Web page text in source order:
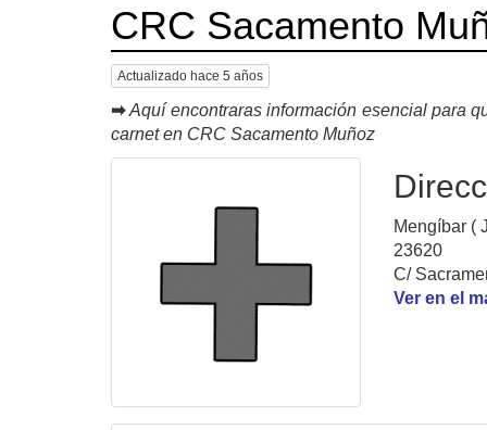
CRC Sacamento
Actualizado hace 5 años
➡ Aquí encontraras información esencial para
carnet en CRC Sacamento Muñoz
Mengíbar (
23620
C/
Ver en el